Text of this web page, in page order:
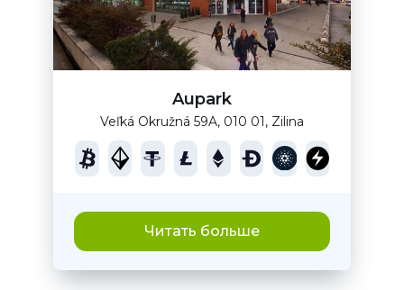
Aupark
Veľká Okružná 59A, 010 01, Zilina
Читать больше